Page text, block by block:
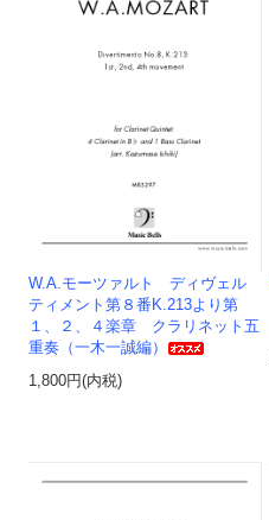
W.A.モーツァルト ディヴェル
ティメント第８番K.213より第
１、２、４楽章 クラリネット五
重奏（一木一誠編）
1,800円(内税)